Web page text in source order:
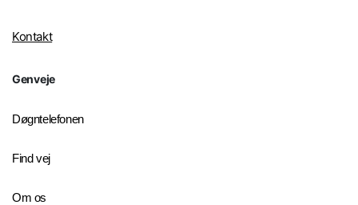
Kontakt
Genveje
Døgntelefonen
Find vej
Om os